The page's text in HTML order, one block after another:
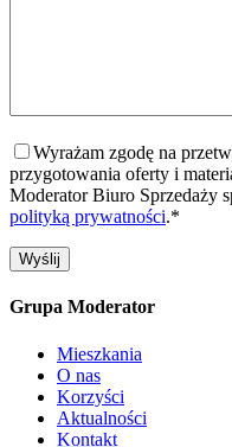
Wyrażam zgodę na
przygotowania oferty i
Moderator Biuro Sprzedaży
polityką prywatności.*
Grupa Moderator
Mieszkania
O nas
Korzyści
Aktualności
Kontakt